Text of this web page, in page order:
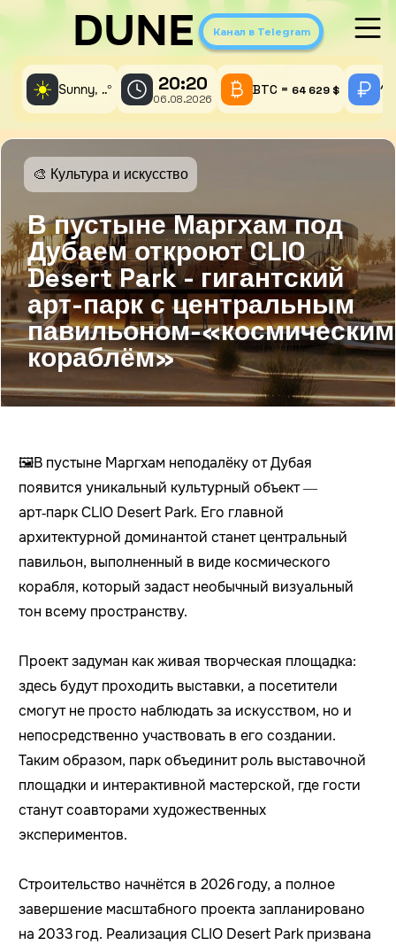
DUNE Канал в Telegram
☀️ Sunny, ..° 20:20
06.08.2026
BTC = 64 629 $ 1
В пустыне Маргхам под
Дубаем откроют CLIO
Desert Park - гигантский
арт-парк с центральным
павильоном-«космическим
кораблём»
🎨 Культура и искусство
🖼️В пустыне Маргхам неподалёку от Дубая
появится уникальный культурный объект —
арт‑парк CLIO Desert Park. Его главной
архитектурной доминантой станет центральный
павильон, выполненный в виде космического
корабля, который задаст необычный визуальный
тон всему пространству.
Проект задуман как живая творческая площадка:
здесь будут проходить выставки, а посетители
смогут не просто наблюдать за искусством, но и
непосредственно участвовать в его создании.
Таким образом, парк объединит роль выставочной
площадки и интерактивной мастерской, где гости
станут соавторами художественных
экспериментов.
Строительство начнётся в 2026 году, а полное
завершение масштабного проекта запланировано
на 2033 год. Реализация CLIO Desert Park призвана